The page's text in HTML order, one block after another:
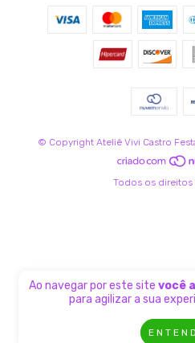
Ao navegar por este site você
para agilizar a sua
© Copyright Ateliê Vivi Castro
Todos os direitos